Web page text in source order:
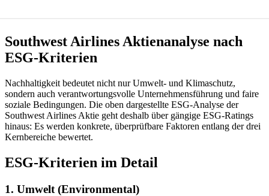
Southwest Airlines Aktienanalyse nach
ESG-Kriterien
Nachhaltigkeit bedeutet nicht nur Umwelt- und Klimaschutz,
sondern auch verantwortungsvolle Unternehmensführung und faire
soziale Bedingungen. Die oben dargestellte ESG-Analyse der
Southwest Airlines Aktie geht deshalb über gängige ESG-Ratings
hinaus: Es werden konkrete, überprüfbare Faktoren entlang der drei
Kernbereiche bewertet.
ESG-Kriterien im Detail
1. Umwelt (Environmental)